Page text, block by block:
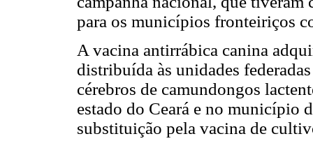
para os municípios fronteiriços
A vacina antirrábica canina
distribuída às unidades
cérebros de camundongos
estado do Ceará e no município
substituição pela vacina de